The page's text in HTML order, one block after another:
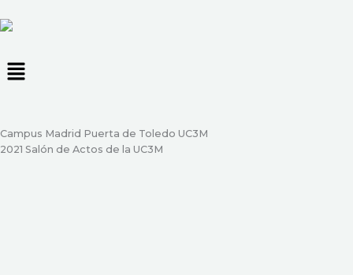
al
Menú
Campus Madrid Puerta de Toledo UC3M
2021 Salón de Actos de la UC3M